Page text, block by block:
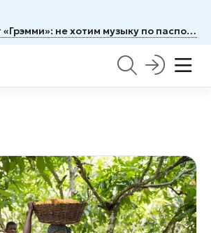
BTS бойкотируют «Грэмми»: не хотим музыку по паспорту